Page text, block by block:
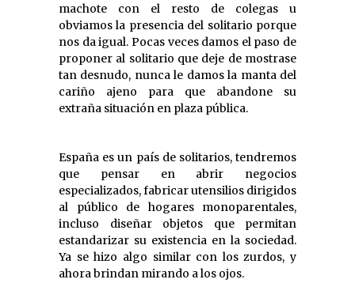
machote con el resto de colegas u
obviamos la presencia del solitario porque
nos da igual. Pocas veces damos el paso de
proponer al solitario que deje de mostrase
tan desnudo, nunca le damos la manta del
cariño ajeno para que abandone su
extraña situación en plaza pública.
España es un país de solitarios, tendremos
que pensar en abrir negocios
especializados, fabricar utensilios dirigidos
al público de hogares monoparentales,
incluso diseñar objetos que permitan
estandarizar su existencia en la sociedad.
Ya se hizo algo similar con los zurdos, y
ahora brindan mirando a los ojos.